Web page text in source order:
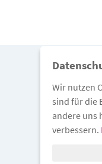
Wir nutzen
sind für die
andere uns
verbessern.